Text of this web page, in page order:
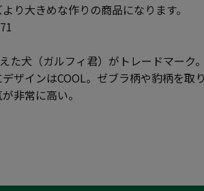
り大きめな作りの商品になります。
た犬（ガルフィ君）がトレードマーク
ザインはCOOL。ゼブラ柄や豹柄を取り
非常に高い。